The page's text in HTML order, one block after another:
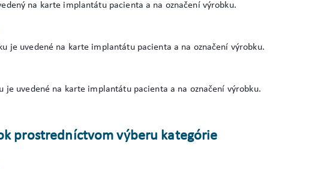
na karte implantátu pacienta a na označení výrobku.
je uvedené na karte implantátu pacienta a na označení výrobku.
je uvedené na karte implantátu pacienta a na označení výrobku.
prostredníctvom výberu kategórie